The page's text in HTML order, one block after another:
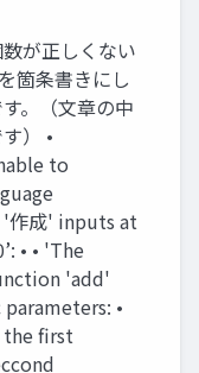
が正しくない
箇条書きにし
。（文章の中
） •
to
作成' inputs at
• • 'The
'add'
•
the first